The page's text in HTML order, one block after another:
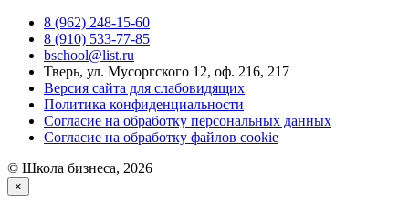
8 (962) 248-15-60
8 (910) 533-77-85
bschool@list.ru
Тверь, ул. Мусоргского 12, оф. 216, 217
Версия сайта для слабовидящих
Политика конфиденциальности
Согласие на обработку персональных данных
Согласие на обработку файлов cookie
© Школа бизнеса, 2026
×